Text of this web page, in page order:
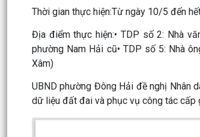
Thời gian thực hiện:Từ ngày 10/5 đến
Địa điểm thực hiện:• TDP số 2: Nhà
phường Nam Hải cũ• TDP số 5: Nhà
Xâm)
UBND phường Đông Hải đề nghị Nhân
dữ liệu đất đai và phục vụ công tác